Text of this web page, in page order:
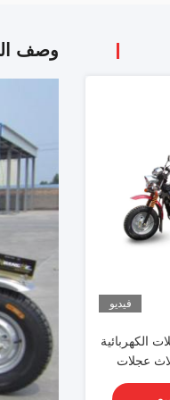
فيديو
الكهربائية
عجلات
وصف